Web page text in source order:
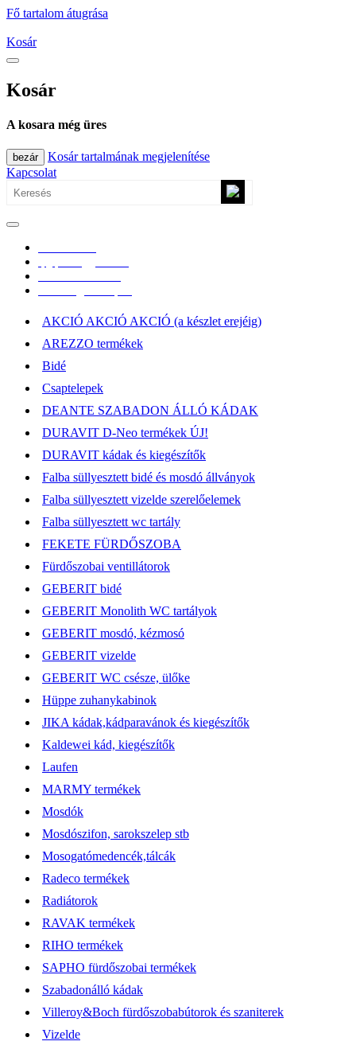
Fő tartalom átugrása
Kosár
Kosár
A kosara még üres
bezár
Kosár tartalmának megjelenítése
Kapcsolat
AKCIÓ AKCIÓ AKCIÓ (a készlet erejéig)
AREZZO termékek
Bidé
Csaptelepek
DEANTE SZABADON ÁLLÓ KÁDAK
DURAVIT D-Neo termékek ÚJ!
DURAVIT kádak és kiegészítők
Falba süllyesztett bidé és mosdó állványok
Falba süllyesztett vizelde szerelőelemek
Falba süllyesztett wc tartály
FEKETE FÜRDŐSZOBA
Fürdőszobai ventillátorok
GEBERIT bidé
GEBERIT Monolith WC tartályok
GEBERIT mosdó, kézmosó
GEBERIT vizelde
GEBERIT WC csésze, ülőke
Hüppe zuhanykabinok
JIKA kádak,kádparavánok és kiegészítők
Kaldewei kád, kiegészítők
Laufen
MARMY termékek
Mosdók
Mosdószifon, sarokszelep stb
Mosogatómedencék,tálcák
Radeco termékek
Radiátorok
RAVAK termékek
RIHO termékek
SAPHO fürdőszobai termékek
Szabadonálló kádak
Villeroy&Boch fürdőszobabútorok és szaniterek
Vizelde